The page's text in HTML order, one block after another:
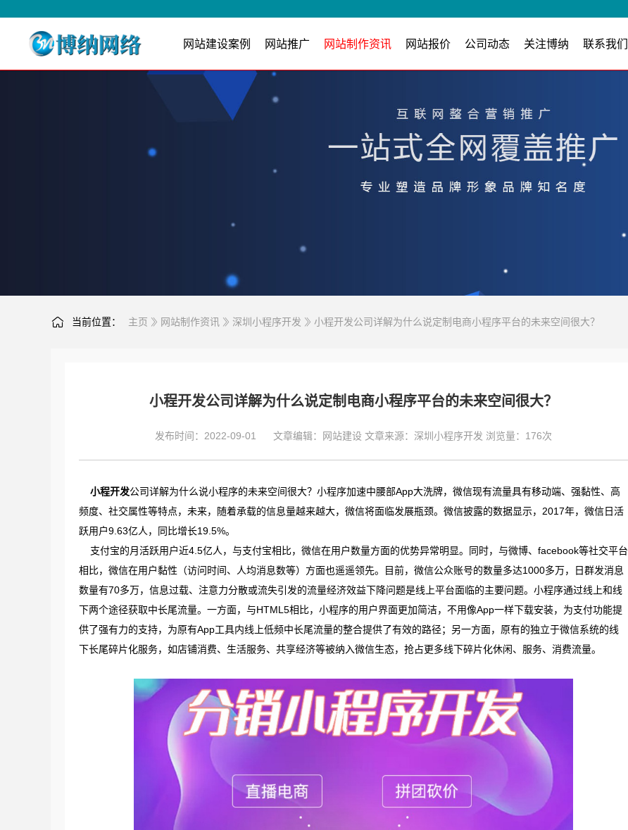
网站建设案例 网站推广 网站制作资讯 网站报价 公司动态 关注博纳 联系我们
当前位置： 主页 网站制作资讯 深圳小程序开发 小程开发公司详解为什么说定制电商小程序平台的未来空间很大？
小程开发公司详解为什么说定制电商小程序平台的未来空间很大？
发布时间：2022-09-01 文章编辑： 网站建设 文章来源： 深圳小程序开发 浏览量： 176次
小程开发公司详解为什么说小程序的未来空间很大？小程序加速中腰部App大洗牌，微信现有流量具有移动端、强黏性、高
频度、社交属性等特点，未来，随着承载的信息量越来越大，微信将面临发展瓶颈。微信披露的数据显示，2017年，微信日活
跃用户9.63亿人，同比增长19.5%。
支付宝的月活跃用户近4.5亿人，与支付宝相比，微信在用户数量方面的优势异常明显。同时，与微博、facebook等社交平台
相比，微信在用户黏性（访问时间、人均消息数等）方面也遥遥领先。目前，微信公众账号的数量多达1000多万，日群发消息
数量有70多万，信息过载、注意力分散或流失引发的流量经济效益下降问题是线上平台面临的主要问题。小程序通过线上和线
下两个途径获取中长尾流量。一方面，与HTML5相比，小程序的用户界面更加简洁，不用像App一样下载安装，为支付功能提
供了强有力的支持，为原有App工具内线上低频中长尾流量的整合提供了有效的路径；另一方面，原有的独立于微信系统的线
下长尾碎片化服务，如店铺消费、生活服务、共享经济等被纳入微信生态，抢占更多线下碎片化休闲、服务、消费流量。